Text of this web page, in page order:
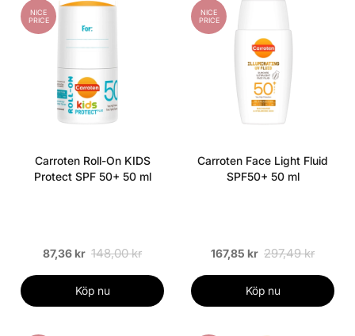
NICE
PRICE
Carroten Roll-On KIDS
Protect SPF 50+ 50 ml
87,36 kr 148,00 kr
Köp nu
NICE
PRICE
Carroten Face Light Fluid
SPF50+ 50 ml
167,85 kr 297,49 kr
Köp nu